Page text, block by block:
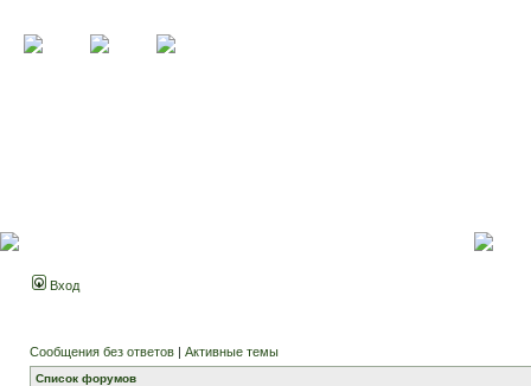
Вход
Сообщения без ответов | Активные темы
Список форумов